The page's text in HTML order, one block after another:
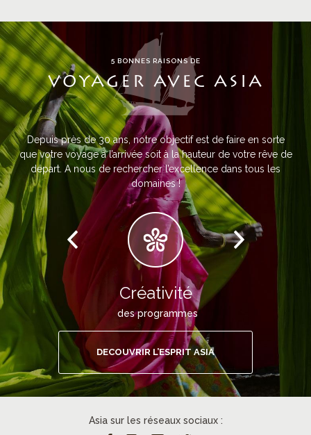
5 BONNES RAISONS DE
VOYAGER AVEC ASIA
Depuis près de 30 ans, notre objectif est de faire en sorte
que votre voyage à l’arrivée soit à la hauteur de votre rêve de
départ. A nous de rechercher l’excellence dans tous les
domaines !
Créativité
des programmes
DECOUVRIR L’ESPRIT ASIA
Asia sur les réseaux sociaux :